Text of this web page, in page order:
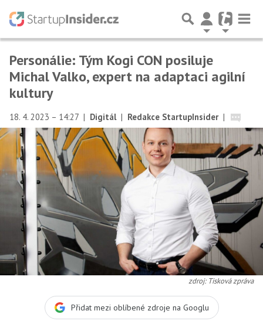
Personálie: Tým Kogi CON posiluje
Michal Valko, expert na adaptaci agilní
kultury
18. 4. 2023 – 14:27 | Digitál | Redakce StartupInsider |
zdroj: Tisková zpráva
Přidat mezi oblíbené zdroje na Googlu